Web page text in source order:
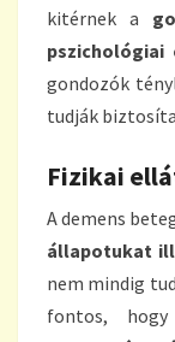
kitérnek a
pszichológiai
gondozók
tudják
Fizikai
A demens
állapotukat
nem mindig
fontos,